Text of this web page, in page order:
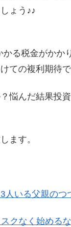
ょう♪♪
る税金がかか
ての複利期待
悩んだ結果投資
ます。
いる父親のつ
クなく始めるな